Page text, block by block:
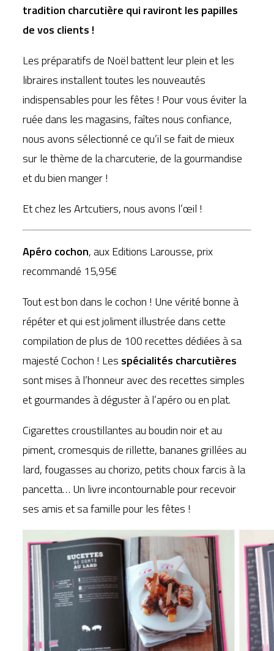
tradition charcutière qui raviront les papilles
de vos clients !
Les préparatifs de Noël battent leur plein et les
libraires installent toutes les nouveautés
indispensables pour les fêtes ! Pour vous éviter la
ruée dans les magasins, faîtes nous confiance,
nous avons sélectionné ce qu’il se fait de mieux
sur le thème de la charcuterie, de la gourmandise
et du bien manger !
Et chez les Artcutiers, nous avons l’œil !
Apéro cochon, aux Editions Larousse, prix
recommandé 15,95€
Tout est bon dans le cochon ! Une vérité bonne à
répéter et qui est joliment illustrée dans cette
compilation de plus de 100 recettes dédiées à sa
majesté Cochon ! Les spécialités charcutières
sont mises à l’honneur avec des recettes simples
et gourmandes à déguster à l’apéro ou en plat.
Cigarettes croustillantes au boudin noir et au
piment, cromesquis de rillette, bananes grillées au
lard, fougasses au chorizo, petits choux farcis à la
pancetta… Un livre incontournable pour recevoir
ses amis et sa famille pour les fêtes !